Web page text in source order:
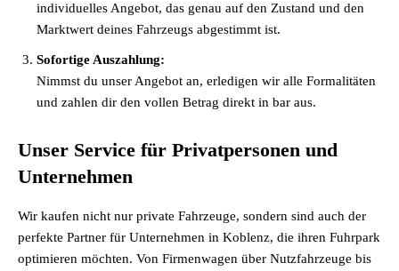
individuelles Angebot, das genau auf den Zustand und den
Marktwert deines Fahrzeugs abgestimmt ist.
Sofortige Auszahlung:
Nimmst du unser Angebot an, erledigen wir alle Formalitäten
und zahlen dir den vollen Betrag direkt in bar aus.
Unser Service für Privatpersonen und
Unternehmen
Wir kaufen nicht nur private Fahrzeuge, sondern sind auch der
perfekte Partner für Unternehmen in Koblenz, die ihren Fuhrpark
optimieren möchten. Von Firmenwagen über Nutzfahrzeuge bis